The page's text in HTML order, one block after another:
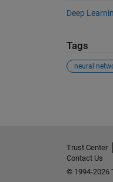
Deep
Tags
Trust Center
Contact Us
© 1994-2026